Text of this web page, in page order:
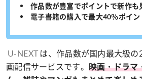
作品数が豊富でポイントで新作も
電子書籍の購入で最大40％ポイン
U-NEXTは、作品数が国内最大級
画配信サービスです。 映画・ドラマ